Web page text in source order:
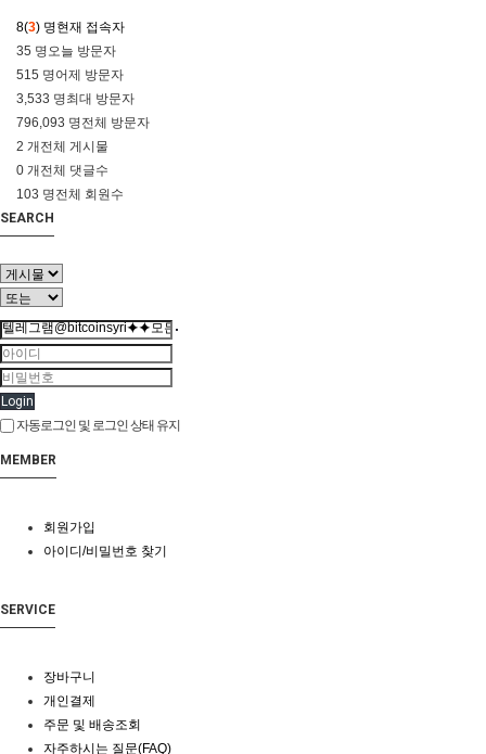
8(3) 명현재 접속자
35 명오늘 방문자
515 명어제 방문자
3,533 명최대 방문자
796,093 명전체 방문자
2 개 전체 게시물
0 개 전체 댓글수
103 명전체 회원수
SEARCH
Login
자동로그인 및 로그인 상태 유지
MEMBER
회원가입
아이디/비밀번호 찾기
SERVICE
장바구니
개인결제
주문 및 배송조회
자주하시는 질문(FAQ)